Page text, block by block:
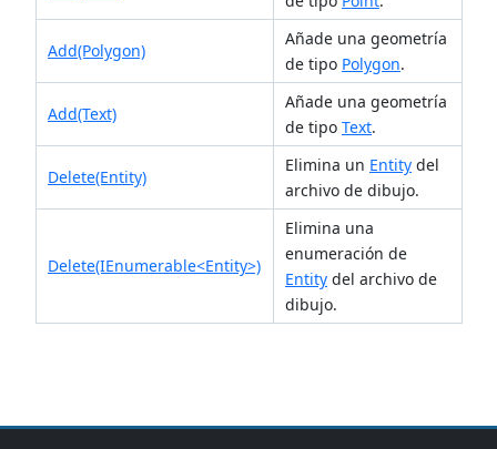
Add(Polygon)
Añade una geometría
de tipo Polygon.
Add(Text)
Añade una geometría
de tipo Text.
Delete(Entity)
Elimina un Entity del
archivo de dibujo.
Delete(IEnumerable<Entity>)
Elimina una
enumeración de
Entity del archivo de
dibujo.